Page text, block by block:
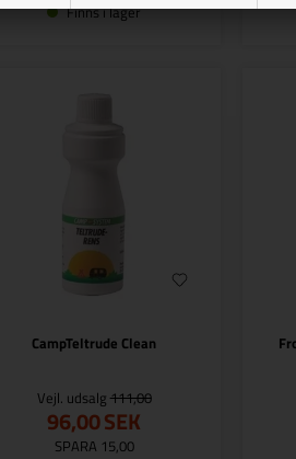
Finns i lager
CampTeltrude Clean
Vejl. udsalg 111,00
96,00SEK
SPARA 15,00